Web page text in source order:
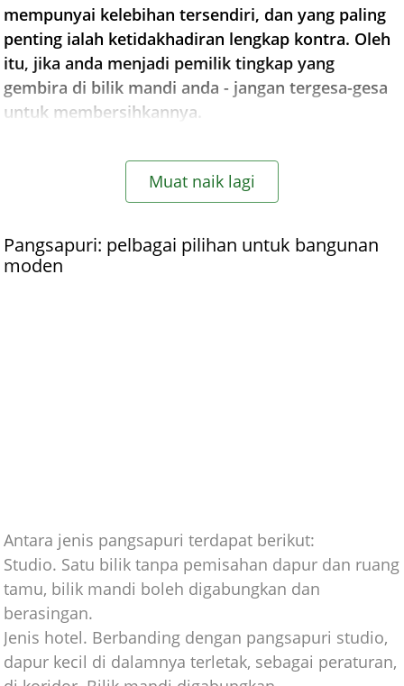
mempunyai kelebihan tersendiri, dan yang paling
penting ialah ketidakhadiran lengkap kontra. Oleh
itu, jika anda menjadi pemilik tingkap yang
gembira di bilik mandi anda - jangan tergesa-gesa
untuk membersihkannya.
Muat naik lagi
Pangsapuri: pelbagai pilihan untuk bangunan
moden
Antara jenis pangsapuri terdapat berikut:
Studio. Satu bilik tanpa pemisahan dapur dan ruang
tamu, bilik mandi boleh digabungkan dan
berasingan.
Jenis hotel. Berbanding dengan pangsapuri studio,
dapur kecil di dalamnya terletak, sebagai peraturan,